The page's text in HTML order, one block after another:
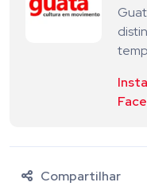
Compartilhar